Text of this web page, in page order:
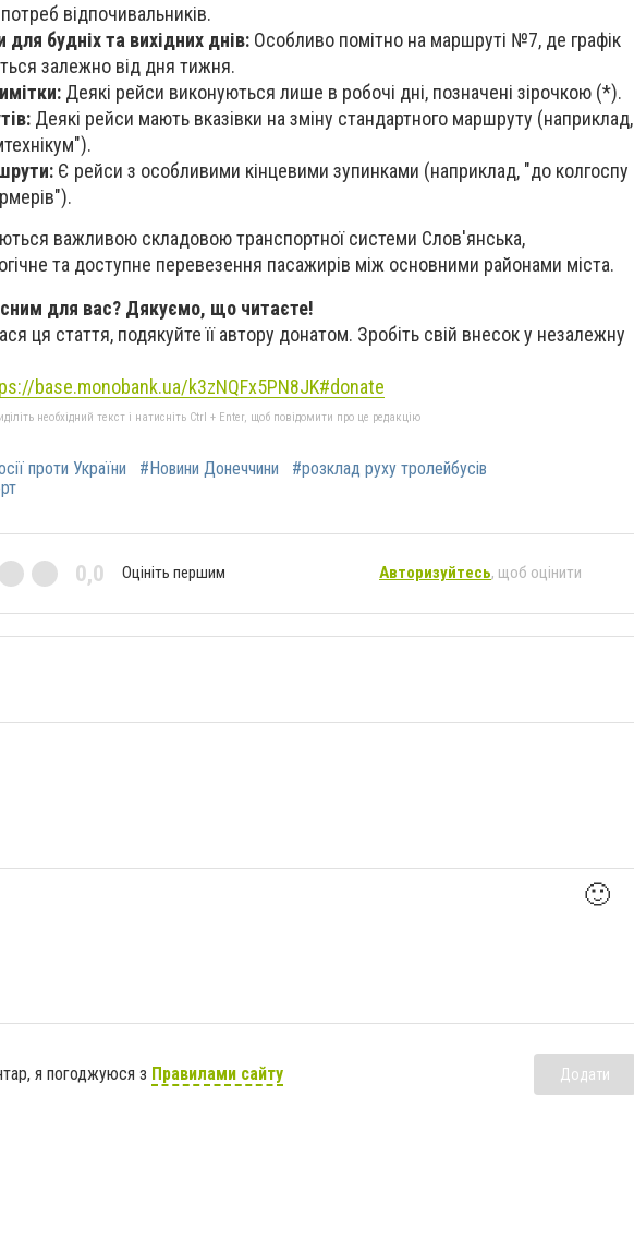
відпочивальників.
для будніх та вихідних днів: Особливо помітно на маршруті №7, де графік
залежно від дня тижня.
Деякі рейси виконуються лише в робочі дні, позначені зірочкою (*).
Деякі рейси мають вказівки на зміну стандартного маршруту (наприклад,
Є рейси з особливими кінцевими зупинками (наприклад, "до колгоспу
важливою складовою транспортної системи Слов'янська,
та доступне перевезення пасажирів між основними районами міста.
для вас? Дякуємо, що читаєте!
ця стаття, подякуйте її автору донатом. Зробіть свій внесок у незалежну
base.monobank.ua/k3zNQFx5PN8JK#donate
необхідний текст і натисніть Ctrl + Enter, щоб повідомити про це редакцію
проти України #Новини Донеччини
#розклад руху тролейбусів
0,0 Оцініть першим Авторизуйтесь, щоб оцінити
🙂
я погоджуюся з Правилами сайту Додати